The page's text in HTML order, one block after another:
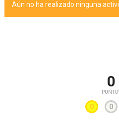
Aún no ha realizado ninguna
0
0 0